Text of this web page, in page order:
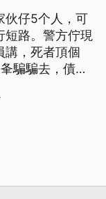
伙仔5个人，可
短路。警方佇現
講，死者頂個
騙騙去，債務